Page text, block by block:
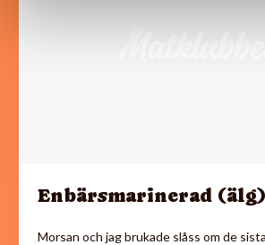
Enbärsmarinerad
Morsan och jag brukade slåss om de